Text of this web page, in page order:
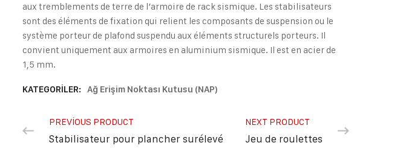
aux tremblements de terre de l’armoire de rack sismique. Les stabilisateurs
sont des éléments de fixation qui relient les composants de suspension ou le
système porteur de plafond suspendu aux éléments structurels porteurs. Il
convient uniquement aux armoires en aluminium sismique. Il est en acier de
1,5 mm.
KATEGORILER: Ağ Erişim Noktası Kutusu (NAP)
PREVIOUS PRODUCT
Stabilisateur pour plancher surélevé
NEXT PRODUCT
Jeu de roulettes